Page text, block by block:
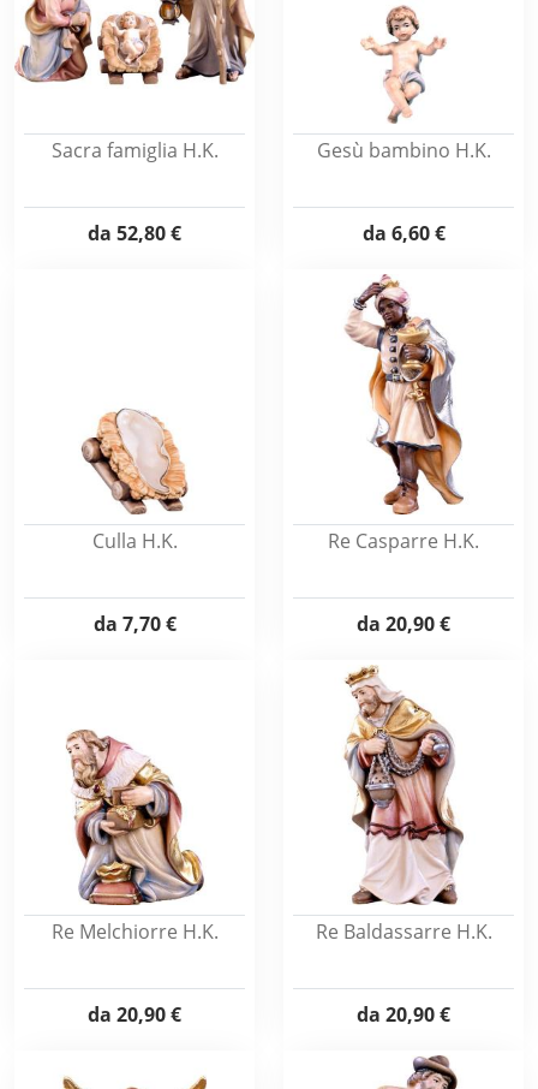
Sacra famiglia H.K.
da 52,80 €
Gesù bambino H.K.
da 6,60 €
Culla H.K.
da 7,70 €
Re Casparre H.K.
da 20,90 €
Re Melchiorre H.K.
da 20,90 €
Re Baldassarre H.K.
da 20,90 €